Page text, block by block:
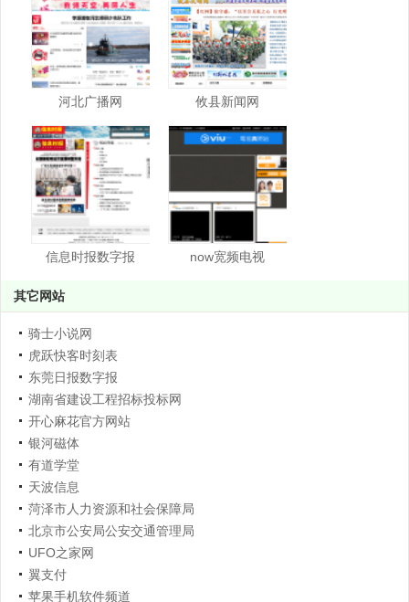
河北广播网 攸县新闻网
信息时报数字报 now宽频电视
其它网站
骑士小说网
虎跃快客时刻表
东莞日报数字报
湖南省建设工程招标投标网
开心麻花官方网站
银河磁体
有道学堂
天波信息
菏泽市人力资源和社会保障局
北京市公安局公安交通管理局
UFO之家网
翼支付
苹果手机软件频道